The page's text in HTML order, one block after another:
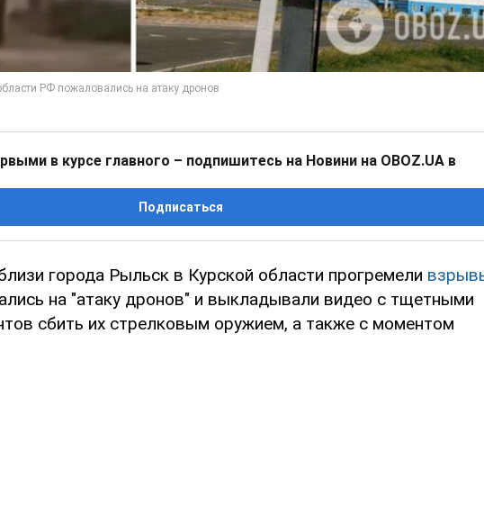
в курсе главного – подпишитесь на Новини на OBOZ.UA в
Подписаться
города Рыльск в Курской области прогремели
на "атаку дронов" и выкладывали видео с тщетными
сбить их стрелковым оружием, а также с моментом